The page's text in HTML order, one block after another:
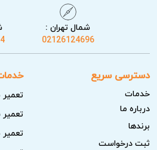
نکات مهم قبل از درخواست
قبل از ثبت درخواست تعمیر جارو
وجود دارد که با بررسی آن‌ها ممکن
شود و نیازی به تماس با تکنسین
شمال تهران :
02126124696
دسترسی سریع
خدمات
درباره ما
برندها
ثبت درخواست